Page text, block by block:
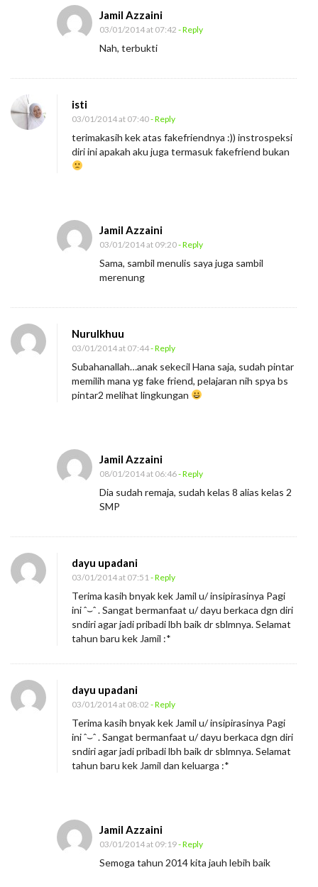
Jamil Azzaini
03/01/2014 at 07:42 - Reply
Nah, terbukti
isti
03/01/2014 at 07:40- Reply
terimakasih kek atas fakefriendnya :)) instrospeksi
diri ini apakah aku juga termasuk fakefriend bukan
Jamil Azzaini
03/01/2014 at 09:20- Reply
Sama, sambil menulis saya juga sambil
merenung
Nurulkhuu
03/01/2014 at 07:44- Reply
Subahanallah…anak sekecil Hana saja, sudah pintar
memilih mana yg fake friend, pelajaran nih spya bs
pintar2 melihat lingkungan
Jamil Azzaini
08/01/2014 at 06:46- Reply
Dia sudah remaja, sudah kelas 8 alias kelas 2
SMP
dayu upadani
03/01/2014 at 07:51 - Reply
Terima kasih bnyak kek Jamil u/ insipirasinya Pagi
ini ˆ⌣ˆ . Sangat bermanfaat u/ dayu berkaca dgn diri
sndiri agar jadi pribadi lbh baik dr sblmnya. Selamat
tahun baru kek Jamil :*
dayu upadani
03/01/2014 at 08:02 - Reply
Terima kasih bnyak kek Jamil u/ insipirasinya Pagi
ini ˆ⌣ˆ . Sangat bermanfaat u/ dayu berkaca dgn diri
sndiri agar jadi pribadi lbh baik dr sblmnya. Selamat
tahun baru kek Jamil dan keluarga :*
Jamil Azzaini
03/01/2014 at 09:19- Reply
Semoga tahun 2014 kita jauh lebih baik